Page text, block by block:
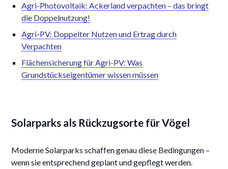
Agri-Photovoltaik: Ackerland verpachten – das bringt
die Doppelnutzung!
Agri-PV: Doppelter Nutzen und Ertrag durch
Verpachten
Flächensicherung für Agri-PV: Was
Grundstückseigentümer wissen müssen
Solarparks als Rückzugsorte für Vögel
Moderne Solarparks schaffen genau diese Bedingungen –
wenn sie entsprechend geplant und gepflegt werden.